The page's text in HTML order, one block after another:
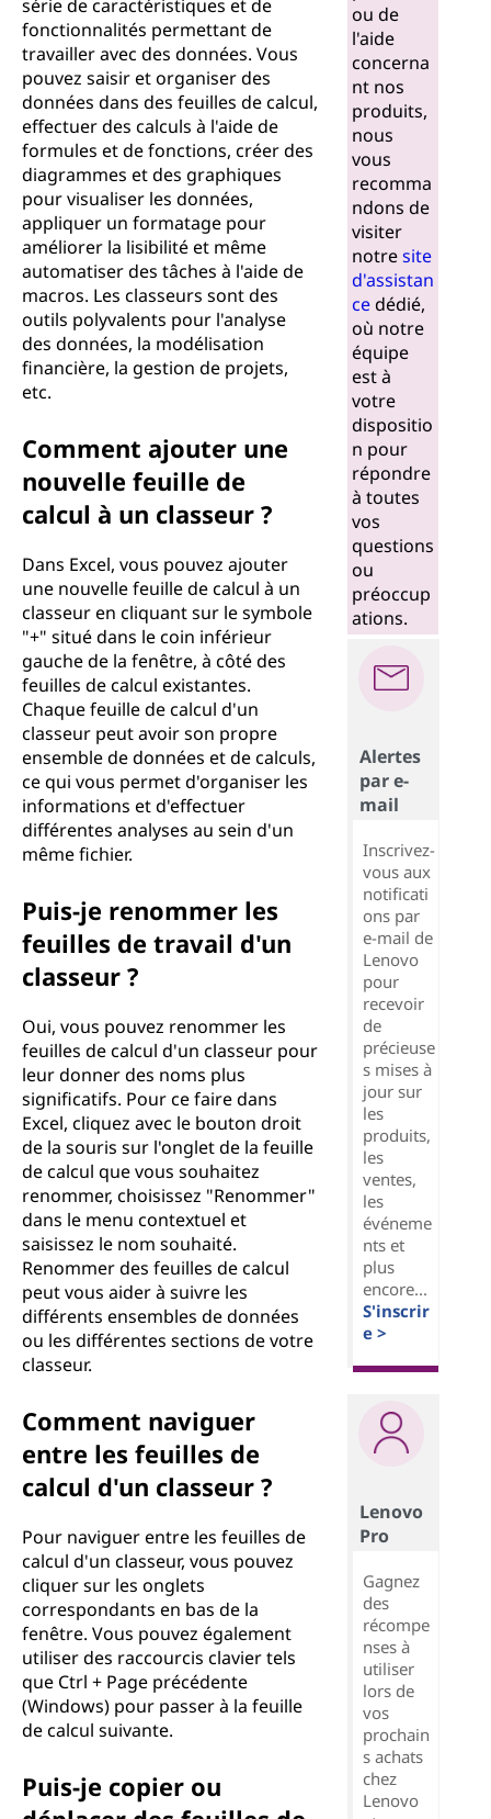
série de caractéristiques et de
fonctionnalités permettant de
travailler avec des données. Vous
pouvez saisir et organiser des
données dans des feuilles de calcul,
effectuer des calculs à l'aide de
formules et de fonctions, créer des
diagrammes et des graphiques
pour visualiser les données,
appliquer un formatage pour
améliorer la lisibilité et même
automatiser des tâches à l'aide de
macros. Les classeurs sont des
outils polyvalents pour l'analyse
des données, la modélisation
financière, la gestion de projets,
etc.
Comment ajouter une
nouvelle feuille de
calcul à un classeur ?
Dans Excel, vous pouvez ajouter
une nouvelle feuille de calcul à un
classeur en cliquant sur le symbole
"+" situé dans le coin inférieur
gauche de la fenêtre, à côté des
feuilles de calcul existantes.
Chaque feuille de calcul d'un
classeur peut avoir son propre
ensemble de données et de calculs,
ce qui vous permet d'organiser les
informations et d'effectuer
différentes analyses au sein d'un
même fichier.
Puis-je renommer les
feuilles de travail d'un
classeur ?
Oui, vous pouvez renommer les
feuilles de calcul d'un classeur pour
leur donner des noms plus
significatifs. Pour ce faire dans
Excel, cliquez avec le bouton droit
de la souris sur l'onglet de la feuille
de calcul que vous souhaitez
renommer, choisissez "Renommer"
dans le menu contextuel et
saisissez le nom souhaité.
Renommer des feuilles de calcul
peut vous aider à suivre les
différents ensembles de données
ou les différentes sections de votre
classeur.
Comment naviguer
entre les feuilles de
calcul d'un classeur ?
Pour naviguer entre les feuilles de
calcul d'un classeur, vous pouvez
cliquer sur les onglets
correspondants en bas de la
fenêtre. Vous pouvez également
utiliser des raccourcis clavier tels
que Ctrl + Page précédente
(Windows) pour passer à la feuille
de calcul suivante.
Puis-je copier ou
ou de
l'aide
concerna
nt nos
produits,
nous
vous
recomma
ndons de
visiter
notresite
d'assistan
cedédié,
où notre
équipe
est à
votre
dispositio
n pour
répondre
à toutes
vos
questions
ou
préoccup
ations.
Alertes
par e-
mail
Inscrivez-
vous aux
notificati
ons par
e-mail de
Lenovo
pour
recevoir
de
précieuse
s mises à
jour sur
les
produits,
les
ventes,
les
événeme
nts et
plus
encore...
S'inscrir
e >
Lenovo
Pro
Gagnez
des
récompe
nses à
utiliser
lors de
vos
prochain
s achats
chez
Lenovo